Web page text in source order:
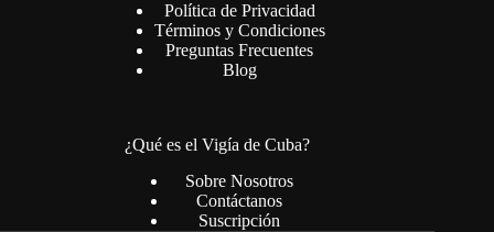
Política de Privacidad
Términos y Condiciones
Preguntas Frecuentes
Blog
¿Qué es el Vigía de Cuba?
Sobre Nosotros
Contáctanos
Suscripción